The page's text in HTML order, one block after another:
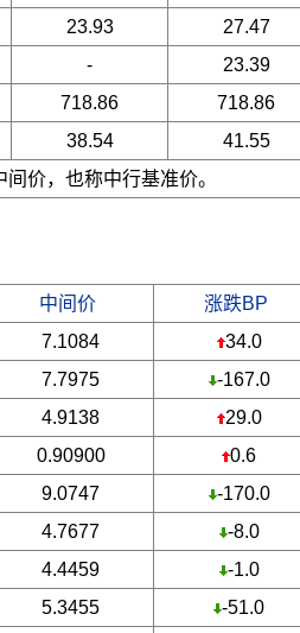
23.93
27.47
-
23.39
718.86
718.86
38.54
41.55
价，也称中行基准价。
中间价
涨跌BP
7.1084
34.0
7.7975
-167.0
4.9138
29.0
0.90900
0.6
9.0747
-170.0
4.7677
-8.0
4.4459
-1.0
5.3455
-51.0